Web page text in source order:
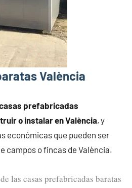
València
prefabricadas
o instalar en València, y
económicas que pueden ser
campos o fincas de València.
las casas prefabricadas baratas